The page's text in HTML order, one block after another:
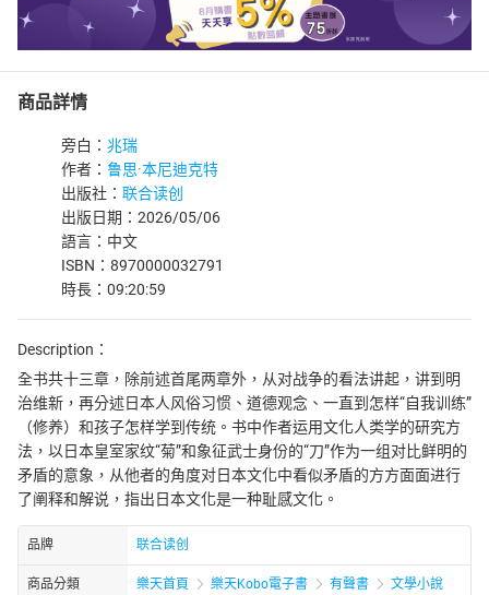
商品詳情
旁白： 兆瑞
作者： 鲁思·本尼迪克特
出版社： 联合读创
出版日期：2026/05/06
語言：中文
ISBN：8970000032791
時長：09:20:59
Description：
全书共十三章，除前述首尾两章外，从对战争的看法讲起，讲到明
治维新，再分述日本人风俗习惯、道德观念、一直到怎样“自我训练”
（修养）和孩子怎样学到传统。书中作者运用文化人类学的研究方
法，以日本皇室家纹“菊”和象征武士身份的“刀”作为一组对比鲜明的
矛盾的意象，从他者的角度对日本文化中看似矛盾的方方面面进行
了阐释和解说，指出日本文化是一种耻感文化。
品牌 联合读创
商品分類 樂天首頁 樂天Kobo電子書 有聲書 文學小說